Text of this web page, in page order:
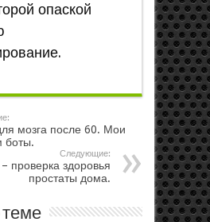
опаской
мозга после 60. Мои
боты.
Следующие:
– проверка здоровья
простаты дома.
теме